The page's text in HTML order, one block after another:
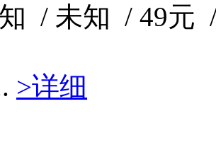
/ 未知 / 49元
>详细